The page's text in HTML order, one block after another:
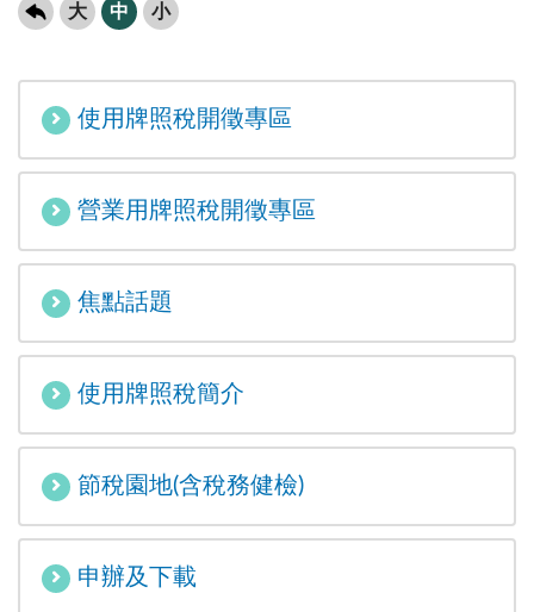
大 中 小
使用牌照稅開徵專區
營業用牌照稅開徵專區
焦點話題
使用牌照稅簡介
節稅園地(含稅務健檢)
申辦及下載